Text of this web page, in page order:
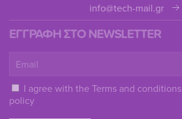
info@tech-mail.gr
ΕΓΓΡΑΦΗ ΣΤΟ NEWSLETTER
I agree with the Terms and conditions
policy